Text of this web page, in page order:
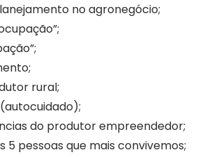
no agronegócio;
rural;
do produtor empreendedor;
5 pessoas que mais convivemos;